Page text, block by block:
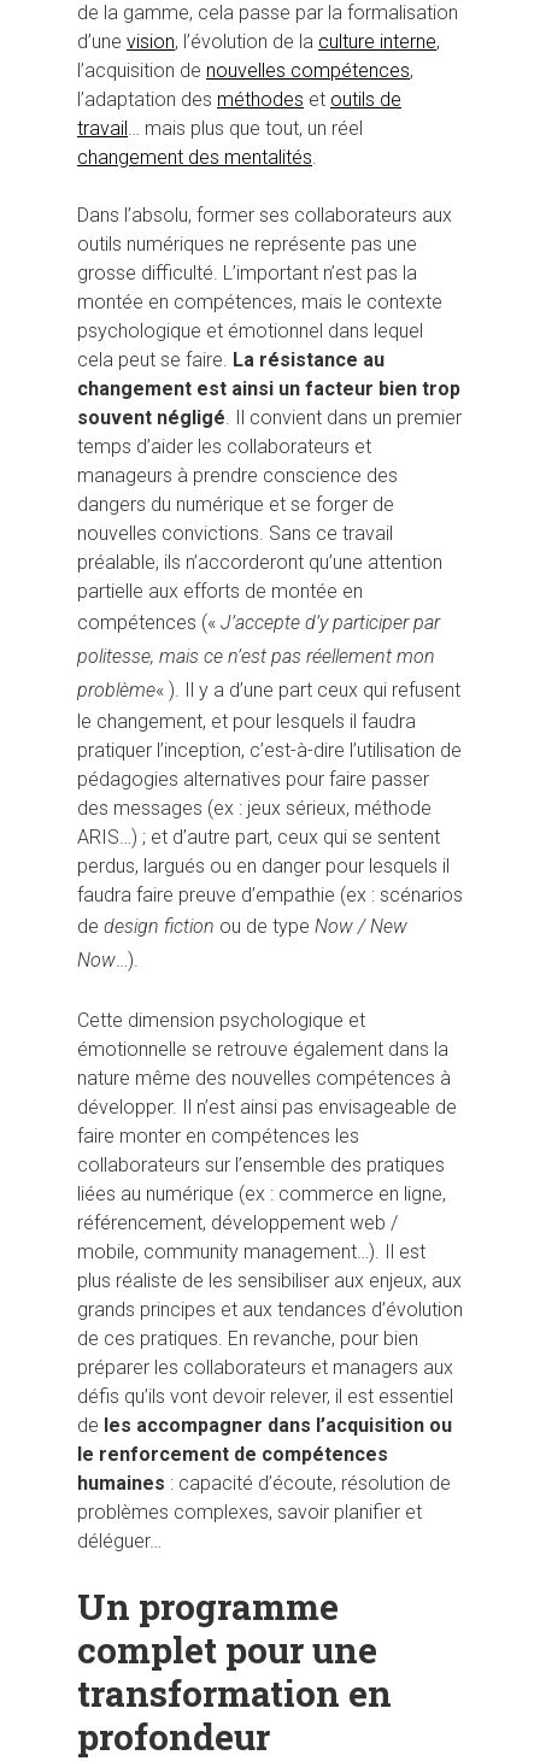
de la gamme, cela passe par la formalisation
d’une vision, l’évolution de la culture interne,
l’acquisition de nouvelles compétences,
l’adaptation des méthodes et outils de
travail … mais plus que tout, un réel
changement des mentalités
Dans l’absolu, former ses collaborateurs aux
outils numériques ne représente pas une
grosse difficulté. L’important n’est pas la
montée en compétences, mais le contexte
psychologique et émotionnel dans lequel
cela peut se faire. La résistance au
changement est ainsi un facteur bien trop
souvent négligé . Il convient dans un premier
temps d’aider les collaborateurs et
manageurs à prendre conscience des
dangers du numérique et se forger de
nouvelles convictions. Sans ce travail
préalable, ils n’accorderont qu’une attention
partielle aux efforts de montée en
compétences (« J’accepte d’y participer par
politesse, mais ce n’est pas réellement mon
problème« ). Il y a d’une part ceux qui refusent
le changement, et pour lesquels il faudra
pratiquer l’inception, c’est-à-dire l’utilisation de
pédagogies alternatives pour faire passer
des messages (ex : jeux sérieux, méthode
ARIS…) ; et d’autre part, ceux qui se sentent
perdus, largués ou en danger pour lesquels il
faudra faire preuve d’empathie (ex : scénarios
de design fiction ou de type Now / New
Now …).
Cette dimension psychologique et
émotionnelle se retrouve également dans la
nature même des nouvelles compétences à
développer. Il n’est ainsi pas envisageable de
faire monter en compétences les
collaborateurs sur l’ensemble des pratiques
liées au numérique (ex : commerce en ligne,
référencement, développement web /
mobile, community management…). Il est
plus réaliste de les sensibiliser aux enjeux, aux
grands principes et aux tendances d’évolution
de ces pratiques. En revanche, pour bien
préparer les collaborateurs et managers aux
défis qu’ils vont devoir relever, il est essentiel
de les accompagner dans l’acquisition ou
le renforcement de compétences
humaines : capacité d’écoute, résolution de
problèmes complexes, savoir planifier et
déléguer…
Un programme
complet pour une
transformation en
profondeur